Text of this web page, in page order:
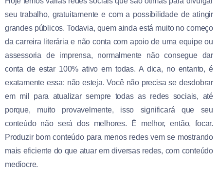
seu trabalho, gratuitamente e com a possibilidade de atingir
grandes públicos. Todavia, quem ainda está muito no começo
da carreira literária e não conta com apoio de uma equipe ou
assessoria de imprensa, normalmente não consegue dar
conta de estar 100% ativo em todas. A dica, no entanto, é
exatamente essa: não esteja. Você não precisa se desdobrar
em mil para atualizar sempre todas as redes sociais, até
porque, muito provavelmente, isso significará que seu
conteúdo não será dos melhores. É melhor, então, focar.
Produzir bom conteúdo para menos redes vem se mostrando
mais eficiente do que atuar em diversas redes, com conteúdo
medíocre.